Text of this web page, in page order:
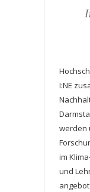
I:NE
werden
im
und